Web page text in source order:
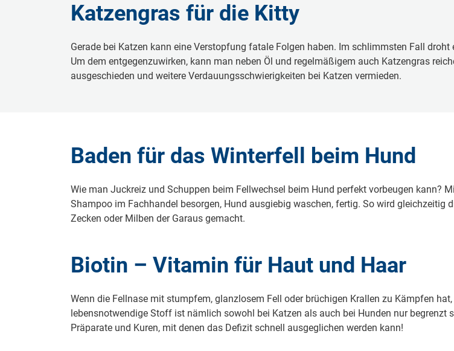
Katzengras für die Kitty
Gerade bei Katzen kann eine Verstopfung fatale Folgen haben. Im schlimmsten Fall
Um dem entgegenzuwirken, kann man neben Öl und regelmäßigem auch Katzengras
ausgeschieden und weitere Verdauungsschwierigkeiten bei Katzen vermieden.
Baden für das Winterfell beim Hund
Wie man Juckreiz und Schuppen beim Fellwechsel beim Hund perfekt vorbeugen kann?
Shampoo im Fachhandel besorgen, Hund ausgiebig waschen, fertig. So wird gleichzeitig
Zecken oder Milben der Garaus gemacht.
Biotin – Vitamin für Haut und Haar
Wenn die Fellnase mit stumpfem, glanzlosem Fell oder brüchigen Krallen zu Kämpfen
lebensnotwendige Stoff ist nämlich sowohl bei Katzen als auch bei Hunden nur begrenzt
Präparate und Kuren, mit denen das Defizit schnell ausgeglichen werden kann!